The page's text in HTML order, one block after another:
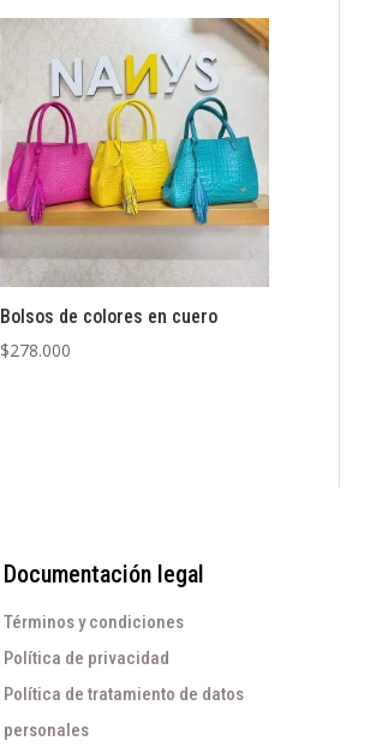
Bolsos de colores en cuero
$278.000
Documentación legal
Términos y condiciones
Política de privacidad
Política de tratamiento de datos
personales